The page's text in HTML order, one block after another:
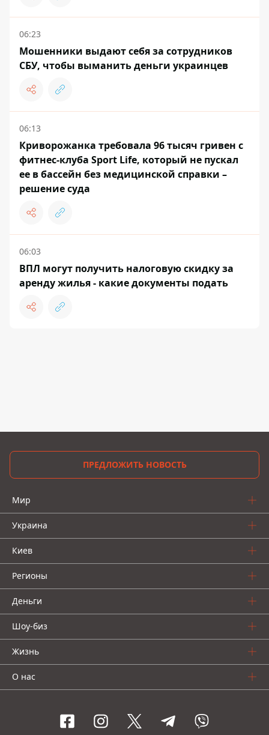
06:23
Мошенники выдают себя за сотрудников
СБУ, чтобы выманить деньги украинцев
06:13
Криворожанка требовала 96 тысяч гривен с
фитнес-клуба Sport Life, который не пускал
ее в бассейн без медицинской справки –
решение суда
06:03
ВПЛ могут получить налоговую скидку за
аренду жилья - какие документы подать
ПРЕДЛОЖИТЬ НОВОСТЬ
Мир
Украина
Киев
Регионы
Деньги
Шоу-биз
Жизнь
О нас